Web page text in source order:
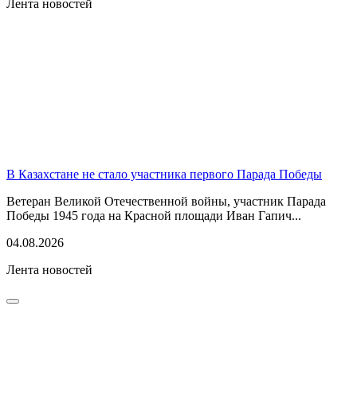
Лента новостей
В Казахстане не стало участника первого Парада Победы
Ветеран Великой Отечественной войны, участник Парада
Победы 1945 года на Красной площади Иван Гапич...
04.08.2026
Лента новостей